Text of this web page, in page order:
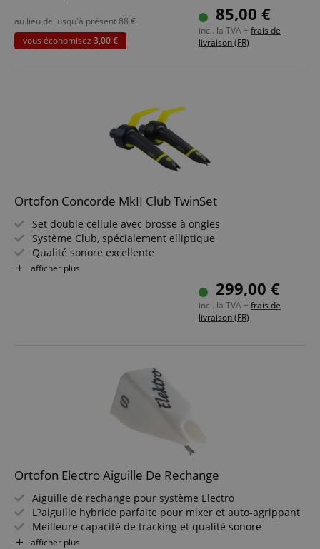
Adapté au scratching et au back cueing85,00 €
incl. la TVA + frais de
livraison (FR)
au lieu de jusqu'à présent88 €
vous économisez 3,00 €
Ortofon Concorde MkII Club TwinSet
Set double cellule avec brosse à ongles
Système Club, spécialement elliptique
Qualité sonore excellente
Très haute tension de sortie
Reproduction sonore de haute qualité
Adapté pour les clubs et les studios
afficher plus
299,00 €
incl. la TVA + frais de
livraison (FR)
Ortofon Electro Aiguille De Rechange
Aiguille de rechange pour système Electro
L?aiguille hybride parfaite pour mixer et auto-agrippant
Meilleure capacité de tracking et qualité sonore
excellente
afficher plus